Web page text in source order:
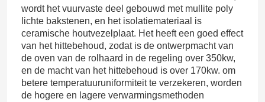
wordt het vuurvaste deel gebouwd met mullite poly
lichte bakstenen, en het isolatiemateriaal is
ceramische houtvezelplaat. Het heeft een goed effect
van het hittebehoud, zodat is de ontwerpmacht van
de oven van de rolhaard in de regeling over 350kw,
en de macht van het hittebehoud is over 170kw. om
betere temperatuuruniformiteit te verzekeren, worden
de hogere en lagere verwarmingsmethoden